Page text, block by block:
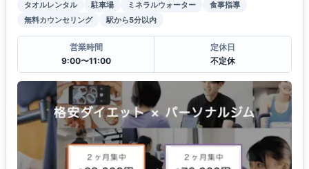
タオルレンタル 駐車場 ミネラルウォーター
食事指導
無料カウンセリング
駅から5分以内
営業時間
9:00〜11:00
定休日
不定休